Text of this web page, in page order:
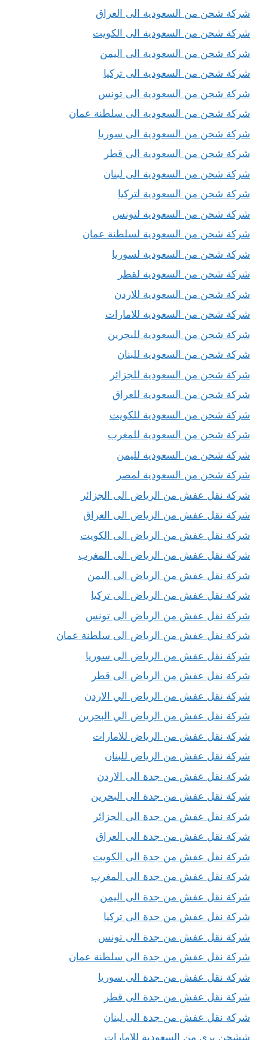
شركة شحن من السعودية الى العراق
شركة شحن من السعودية الى الكويت
شركة شحن من السعودية الى اليمن
شركة شحن من السعودية الى تركيا
شركة شحن من السعودية الى تونس
شركة شحن من السعودية الى سلطنة عمان
شركة شحن من السعودية الى سوريا
شركة شحن من السعودية الى قطر
شركة شحن من السعودية الى لبنان
شركة شحن من السعودية لتركيا
شركة شحن من السعودية لتونس
شركة شحن من السعودية لسلطنة عمان
شركة شحن من السعودية لسوريا
شركة شحن من السعودية لقطر
شركة شحن من السعودية للاردن
شركة شحن من السعودية للامارات
شركة شحن من السعودية للبحرين
شركة شحن من السعودية للبنان
شركة شحن من السعودية للجزائر
شركة شحن من السعودية للعراق
شركة شحن من السعودية للكويت
شركة شحن من السعودية للمغرب
شركة شحن من السعودية لليمن
شركة شحن من السعودية لمصر
شركة نقل عفش من الرياض الى الجزائر
شركة نقل عفش من الرياض الى العراق
شركة نقل عفش من الرياض الى الكويت
شركة نقل عفش من الرياض الى المغرب
شركة نقل عفش من الرياض الى اليمن
شركة نقل عفش من الرياض الى تركيا
شركة نقل عفش من الرياض الى تونس
شركة نقل عفش من الرياض الى سلطنة عمان
شركة نقل عفش من الرياض الى سوريا
شركة نقل عفش من الرياض الى قطر
شركة نقل عفش من الرياض الي الاردن
شركة نقل عفش من الرياض الي البحرين
شركة نقل عفش من الرياض للامارات
شركة نقل عفش من الرياض للبنان
شركة نقل عفش من جدة الى الاردن
شركة نقل عفش من جدة الى البحرين
شركة نقل عفش من جدة الى الجزائر
شركة نقل عفش من جدة الى العراق
شركة نقل عفش من جدة الى الكويت
شركة نقل عفش من جدة الى المغرب
شركة نقل عفش من جدة الى اليمن
شركة نقل عفش من جدة الى تركيا
شركة نقل عفش من جدة الى تونس
شركة نقل عفش من جدة الى سلطنة عمان
شركة نقل عفش من جدة الى سوريا
شركة نقل عفش من جدة الى قطر
شركة نقل عفش من جدة الى لبنان
ششحن برى من السعودية للامارات